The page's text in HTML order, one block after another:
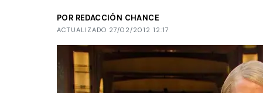
POR REDACCIÓN CHANCE
ACTUALIZADO 27/02/2012 12:17